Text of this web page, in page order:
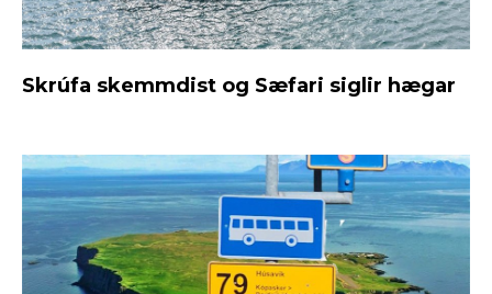
Skrúfa skemmdist og Sæfari siglir hægar